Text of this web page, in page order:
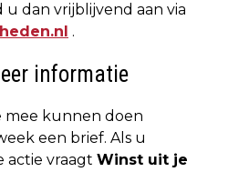
dan vrijblijvend aan via
.
informatie
mee kunnen doen
een brief. Als u
actie vraagt Winst uit je